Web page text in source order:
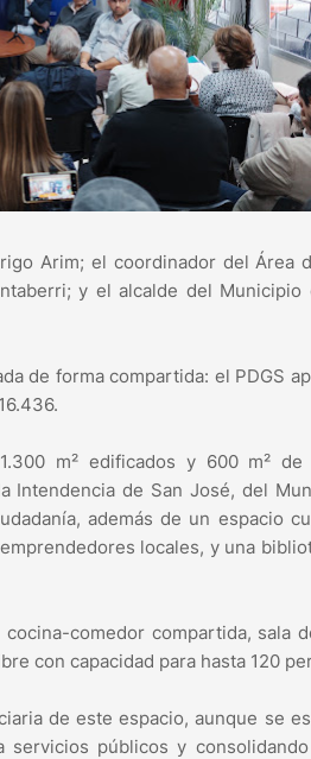
Arim; el coordinador del Área
y el alcalde del Municipio
de forma compartida: el PDGS
m² edificados y 600 m² de
de San José, del
además de un espacio
locales, y una
comedor compartida, sala
con capacidad para hasta 120
de este espacio, aunque se
públicos y